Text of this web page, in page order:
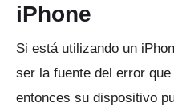
iPhone
Si está utilizando un
ser la fuente del error
entonces su dispositivo